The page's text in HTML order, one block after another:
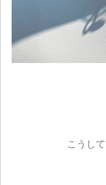
こうし